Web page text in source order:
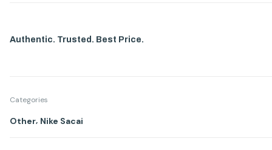
Authentic. Trusted. Best Price.
Categories
Other Nike Sacai